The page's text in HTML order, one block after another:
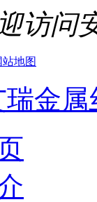
访问
站地图